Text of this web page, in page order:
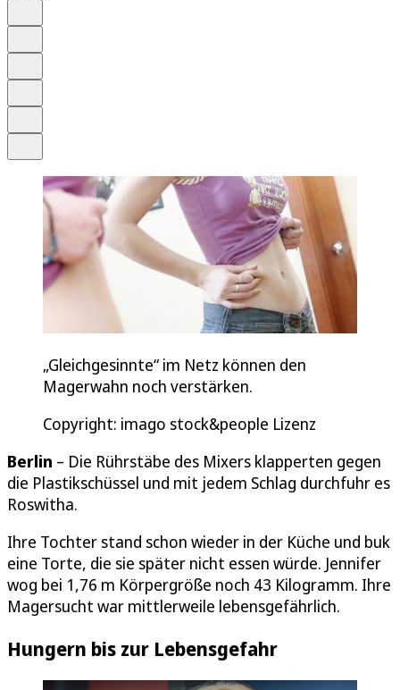
„Gleichgesinnte“ im Netz können den
Magerwahn noch verstärken.
Copyright: imago stock&people Lizenz
Berlin – Die Rührstäbe des Mixers klapperten gegen
die Plastikschüssel und mit jedem Schlag durchfuhr es
Roswitha.
Ihre Tochter stand schon wieder in der Küche und buk
eine Torte, die sie später nicht essen würde. Jennifer
wog bei 1,76 m Körpergröße noch 43 Kilogramm. Ihre
Magersucht war mittlerweile lebensgefährlich.
Hungern bis zur Lebensgefahr